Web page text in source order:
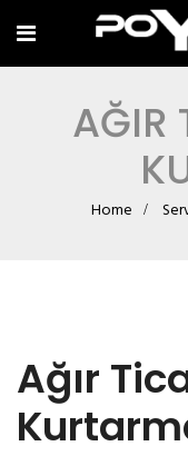
AĞIR
Home
Ağır